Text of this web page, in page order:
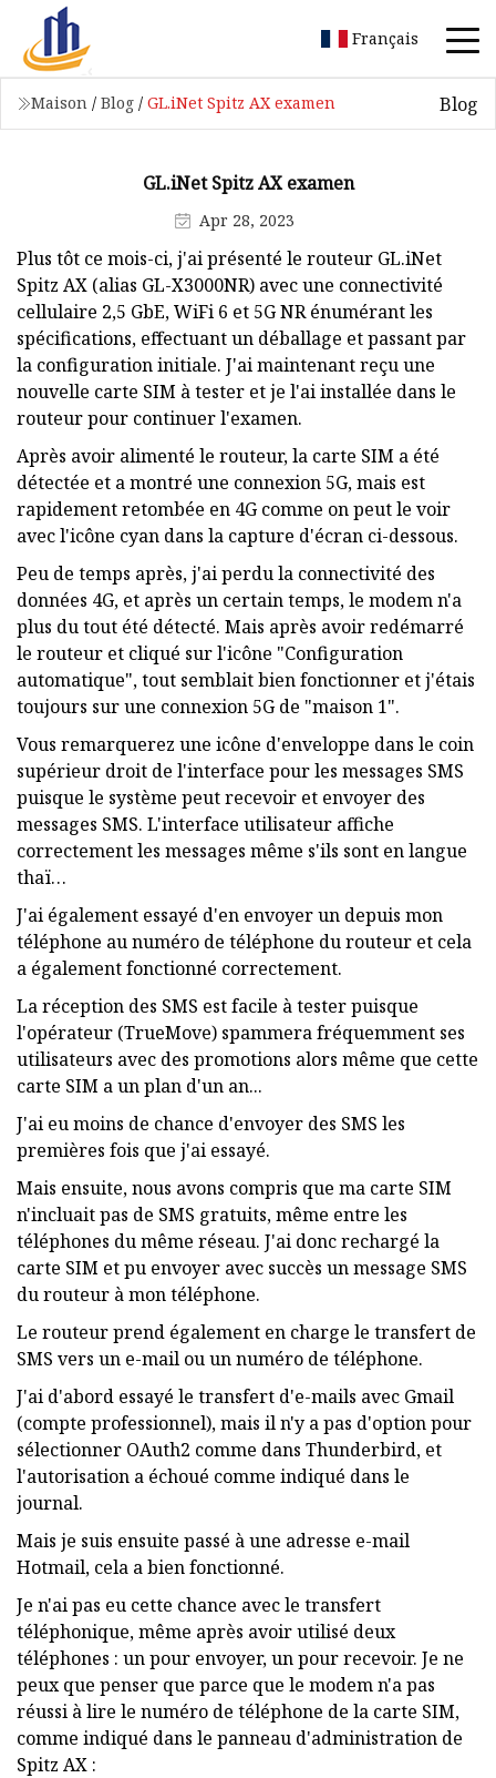
Français
Maison / Blog / GL.iNet Spitz AX examen Blog
GL.iNet Spitz AX examen
Apr 28, 2023
Plus tôt ce mois-ci, j'ai présenté le routeur GL.iNet
Spitz AX (alias GL-X3000NR) avec une connectivité
cellulaire 2,5 GbE, WiFi 6 et 5G NR énumérant les
spécifications, effectuant un déballage et passant par
la configuration initiale. J'ai maintenant reçu une
nouvelle carte SIM à tester et je l'ai installée dans le
routeur pour continuer l'examen.
Après avoir alimenté le routeur, la carte SIM a été
détectée et a montré une connexion 5G, mais est
rapidement retombée en 4G comme on peut le voir
avec l'icône cyan dans la capture d'écran ci-dessous.
Peu de temps après, j'ai perdu la connectivité des
données 4G, et après un certain temps, le modem n'a
plus du tout été détecté. Mais après avoir redémarré
le routeur et cliqué sur l'icône "Configuration
automatique", tout semblait bien fonctionner et j'étais
toujours sur une connexion 5G de "maison 1".
Vous remarquerez une icône d'enveloppe dans le coin
supérieur droit de l'interface pour les messages SMS
puisque le système peut recevoir et envoyer des
messages SMS. L'interface utilisateur affiche
correctement les messages même s'ils sont en langue
thaï…
J'ai également essayé d'en envoyer un depuis mon
téléphone au numéro de téléphone du routeur et cela
a également fonctionné correctement.
La réception des SMS est facile à tester puisque
l'opérateur (TrueMove) spammera fréquemment ses
utilisateurs avec des promotions alors même que cette
carte SIM a un plan d'un an...
J'ai eu moins de chance d'envoyer des SMS les
premières fois que j'ai essayé.
Mais ensuite, nous avons compris que ma carte SIM
n'incluait pas de SMS gratuits, même entre les
téléphones du même réseau. J'ai donc rechargé la
carte SIM et pu envoyer avec succès un message SMS
du routeur à mon téléphone.
Le routeur prend également en charge le transfert de
SMS vers un e-mail ou un numéro de téléphone.
J'ai d'abord essayé le transfert d'e-mails avec Gmail
(compte professionnel), mais il n'y a pas d'option pour
sélectionner OAuth2 comme dans Thunderbird, et
l'autorisation a échoué comme indiqué dans le
journal.
Mais je suis ensuite passé à une adresse e-mail
Hotmail, cela a bien fonctionné.
Je n'ai pas eu cette chance avec le transfert
téléphonique, même après avoir utilisé deux
téléphones : un pour envoyer, un pour recevoir. Je ne
peux que penser que parce que le modem n'a pas
réussi à lire le numéro de téléphone de la carte SIM,
comme indiqué dans le panneau d'administration de
Spitz AX :